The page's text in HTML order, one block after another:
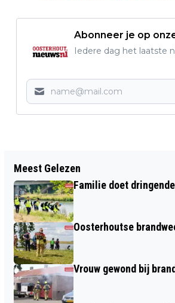
Abonneer je op
Iedere dag het laatste
JOUW BOODSCHAP IN
ADVERTENTIE OP
Meest Gelezen
Familie doet
Oosterhoutse
Vrouw gewond bij